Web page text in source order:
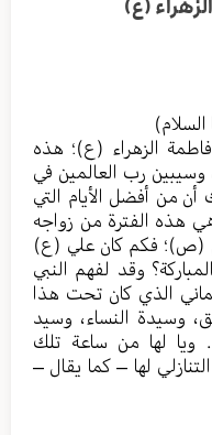
(ع)
الزهراء (ع)؛ هذه
وسيبين رب العالمين في
من أفضل الأيام التي
هذه الفترة من زواجه
(ص)؛ فكم كان علي (ع)
وقد لفهم النبي
الذي كان تحت هذا
وسيدة النساء، وسيد
ويا لها من ساعة تلك
لها – كما يقال –